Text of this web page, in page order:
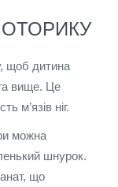
щоб дитина
вище. Це
м’язів ніг.
можна
шнурок.
що